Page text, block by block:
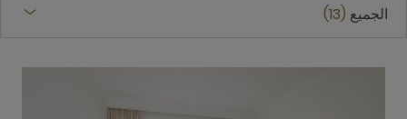
الجميع 13